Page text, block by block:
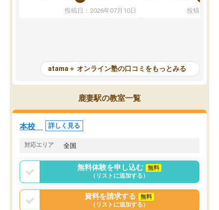
も部活でも結果を残すことができてよ
かった。また問題演習の際に、自分が
が、自分で自分の管理ができない人に
とっては難しい部分もあるのではない
かと思った。
投稿日：2026年07月10日
項目のおかげで、手軽
元数が可視化されるので
しながら意欲的に取り組
常に効果を実感している
すめできる塾です。
投稿日：
atama＋ オンライン塾の口コミをもっとみる
鹿妻駅の教室一覧
本校 詳しく見る
対応エリア 全国
無料体験を申し込む
無料
（リストに追加する）
資料を請求する
無料
（リストに追加する）